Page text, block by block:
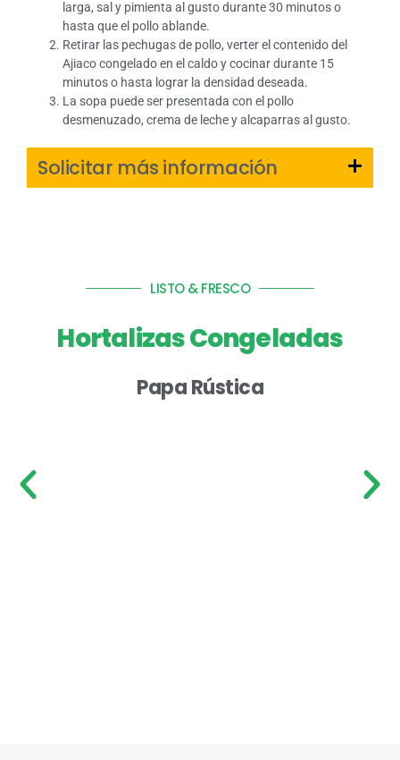
larga, sal y pimienta al gusto durante 30 minutos o
hasta que el pollo ablande.
Retirar las pechugas de pollo, verter el contenido del
Ajiaco congelado en el caldo y cocinar durante 15
minutos o hasta lograr la densidad deseada.
La sopa puede ser presentada con el pollo
desmenuzado, crema de leche y alcaparras al gusto.
Solicitar más información
LISTO & FRESCO
Hortalizas Congeladas
Papa Rústica